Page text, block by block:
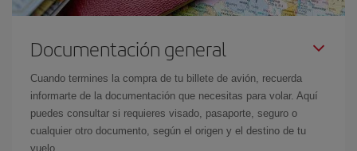
Documentación general
Cuando termines la compra de tu billete de avión, recuerda
informarte de la documentación que necesitas para volar. Aquí
puedes consultar si requieres visado, pasaporte, seguro o
cualquier otro documento, según el origen y el destino de tu
vuelo.